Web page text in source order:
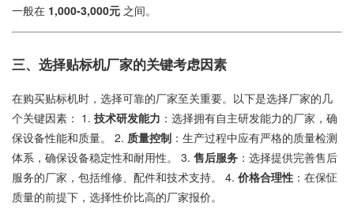
一般在 1,000-3,000元 之间。
三、选择贴标机厂家的关键考虑因素
在购买贴标机时，选择可靠的厂家至关重要。以下是选择厂家的几
个关键因素： 1. 技术研发能力 ：选择拥有自主研发能力的厂家，确
保设备性能和质量。 2. 质量控制 ：生产过程中应有严格的质量检测
体系，确保设备稳定性和耐用性。 3. 售后服务 ：选择提供完善售后
服务的厂家，包括维修、配件和技术支持。 4. 价格合理性 ：在保怔
质量的前提下，选择性价比高的厂家报价。